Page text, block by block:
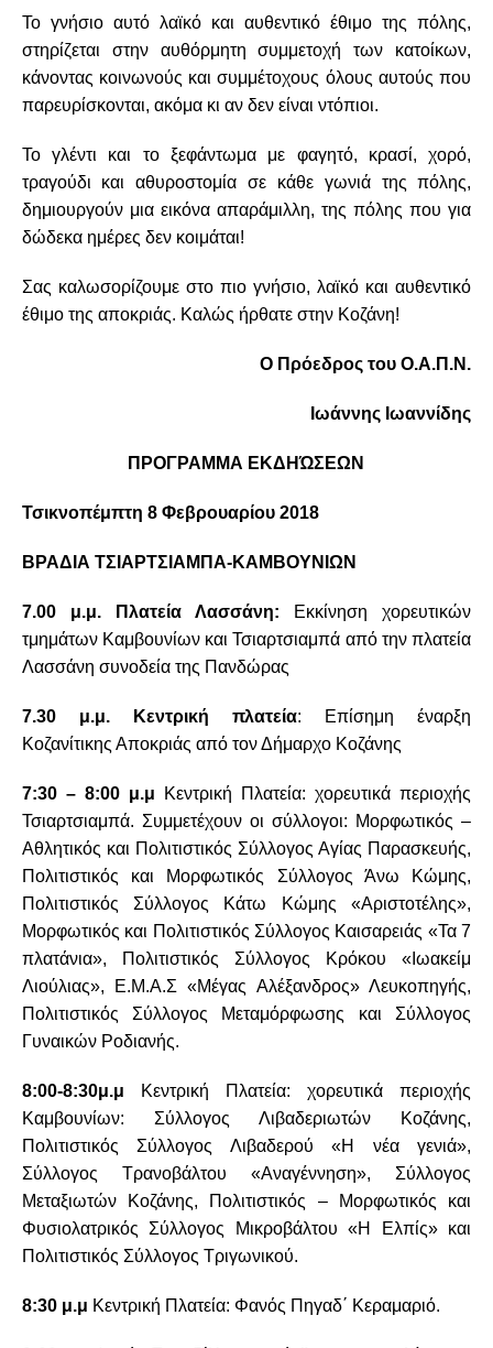
Το γνήσιο αυτό λαϊκό και αυθεντικό έθιμο της πόλης,
στηρίζεται στην αυθόρμητη συμμετοχή των κατοίκων,
κάνοντας κοινωνούς και συμμέτοχους όλους αυτούς που
παρευρίσκονται, ακόμα κι αν δεν είναι ντόπιοι.
Το γλέντι και το ξεφάντωμα με φαγητό, κρασί, χορό,
τραγούδι και αθυροστομία σε κάθε γωνιά της πόλης,
δημιουργούν μια εικόνα απαράμιλλη, της πόλης που για
δώδεκα ημέρες δεν κοιμάται!
Σας καλωσορίζουμε στο πιο γνήσιο, λαϊκό και αυθεντικό
έθιμο της αποκριάς. Καλώς ήρθατε στην Κοζάνη!
Ο Πρόεδρος του Ο.Α.Π.Ν.
Ιωάννης Ιωαννίδης
ΠΡΟΓΡΑΜΜΑ ΕΚΔΗΏΣΕΩΝ
Τσικνοπέμπτη 8 Φεβρουαρίου 2018
ΒΡΑΔΙΑ ΤΣΙΑΡΤΣΙΑΜΠΑ-ΚΑΜΒΟΥΝΙΩΝ
7.00 μ.μ. Πλατεία Λασσάνη:
Εκκίνηση χορευτικών
τμημάτων Καμβουνίων και Τσιαρτσιαμπά από την πλατεία
Λασσάνη συνοδεία της Πανδώρας
7.30 μ.μ. Κεντρική πλατεία: Επίσημη έναρξη
Κοζανίτικης Αποκριάς από τον Δήμαρχο Κοζάνης
7:30 – 8:00 μ.μ Κεντρική Πλατεία: χορευτικά περιοχής
Τσιαρτσιαμπά. Συμμετέχουν οι σύλλογοι: Μορφωτικός –
Αθλητικός και Πολιτιστικός Σύλλογος Αγίας Παρασκευής,
Πολιτιστικός και Μορφωτικός Σύλλογος Άνω Κώμης,
Πολιτιστικός Σύλλογος Κάτω Κώμης «Αριστοτέλης»,
Μορφωτικός και Πολιτιστικός Σύλλογος Καισαρειάς «Τα 7
πλατάνια», Πολιτιστικός Σύλλογος Κρόκου «Ιωακείμ
Λιούλιας», Ε.Μ.Α.Σ «Μέγας Αλέξανδρος» Λευκοπηγής,
Πολιτιστικός Σύλλογος Μεταμόρφωσης και Σύλλογος
Γυναικών Ροδιανής.
8:00-8:30μ.μ Κεντρική Πλατεία: χορευτικά περιοχής
Καμβουνίων: Σύλλογος Λιβαδεριωτών Κοζάνης,
Πολιτιστικός Σύλλογος Λιβαδερού «Η νέα γενιά»,
Σύλλογος Τρανοβάλτου «Αναγέννηση», Σύλλογος
Μεταξιωτών Κοζάνης, Πολιτιστικός – Μορφωτικός και
Φυσιολατρικός Σύλλογος Μικροβάλτου «Η Ελπίς» και
Πολιτιστικός Σύλλογος Τριγωνικού.
8:30 μ.μ Κεντρική Πλατεία: Φανός Πηγαδ΄ Κεραμαριό.